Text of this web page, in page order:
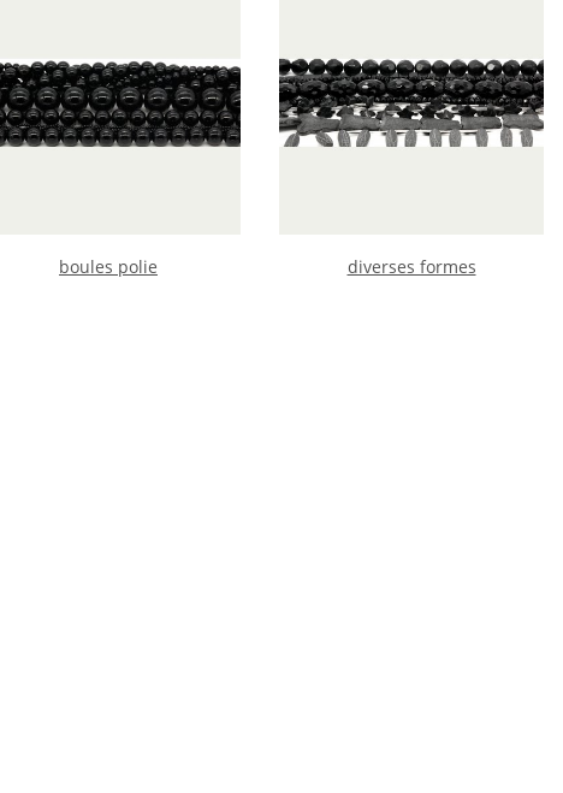
boules polie diverses formes